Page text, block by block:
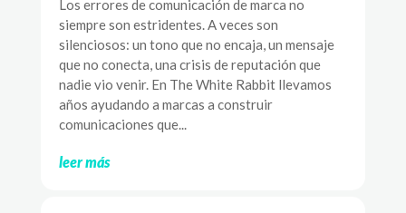
Los errores de comunicación de marca no
siempre son estridentes. A veces son
silenciosos: un tono que no encaja, un mensaje
que no conecta, una crisis de reputación que
nadie vio venir. En The White Rabbit llevamos
años ayudando a marcas a construir
comunicaciones que...
leer más